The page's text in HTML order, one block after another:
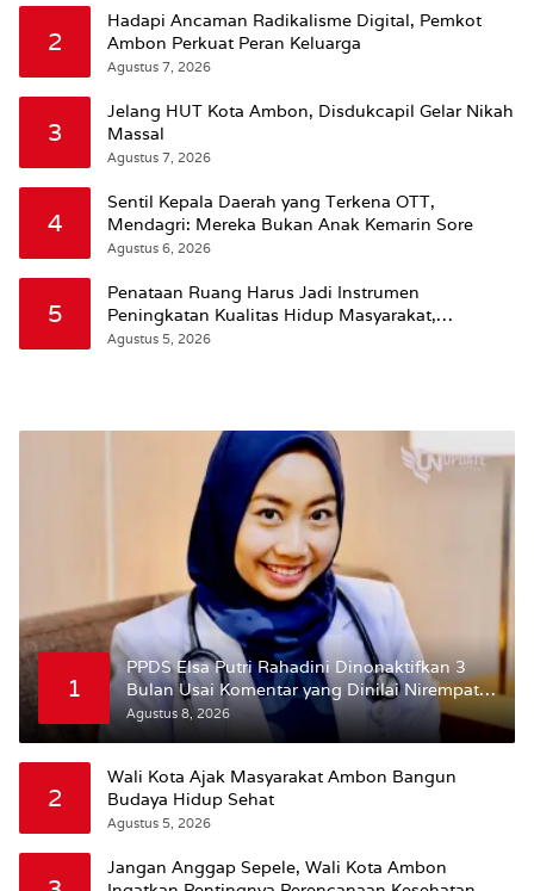
2
Hadapi Ancaman Radikalisme Digital, Pemkot
Ambon Perkuat Peran Keluarga
Agustus 7, 2026
3
Jelang HUT Kota Ambon, Disdukcapil Gelar Nikah
Massal
Agustus 7, 2026
4
Sentil Kepala Daerah yang Terkena OTT,
Mendagri: Mereka Bukan Anak Kemarin Sore
Agustus 6, 2026
5
Penataan Ruang Harus Jadi Instrumen
Peningkatan Kualitas Hidup Masyarakat,
Wattimena: Revisi RT-RW Ditetapkan Pemkot
Agustus 5, 2026
1
PPDS Elsa Putri Rahadini Dinonaktifkan 3
Bulan Usai Komentar yang Dinilai Nirempati
ke Pasien BPJS
Agustus 8, 2026
2
Wali Kota Ajak Masyarakat Ambon Bangun
Budaya Hidup Sehat
Agustus 5, 2026
Jangan Anggap Sepele, Wali Kota Ambon